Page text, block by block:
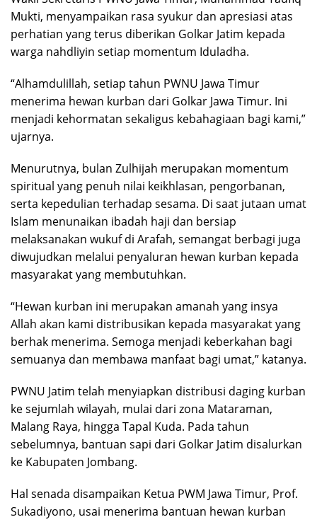
Mukti, menyampaikan rasa syukur dan apresiasi atas
perhatian yang terus diberikan Golkar Jatim kepada
warga nahdliyin setiap momentum Iduladha.
“Alhamdulillah, setiap tahun PWNU Jawa Timur
menerima hewan kurban dari Golkar Jawa Timur. Ini
menjadi kehormatan sekaligus kebahagiaan bagi kami,”
ujarnya.
Menurutnya, bulan Zulhijah merupakan momentum
spiritual yang penuh nilai keikhlasan, pengorbanan,
serta kepedulian terhadap sesama. Di saat jutaan umat
Islam menunaikan ibadah haji dan bersiap
melaksanakan wukuf di Arafah, semangat berbagi juga
diwujudkan melalui penyaluran hewan kurban kepada
masyarakat yang membutuhkan.
“Hewan kurban ini merupakan amanah yang insya
Allah akan kami distribusikan kepada masyarakat yang
berhak menerima. Semoga menjadi keberkahan bagi
semuanya dan membawa manfaat bagi umat,” katanya.
PWNU Jatim telah menyiapkan distribusi daging kurban
ke sejumlah wilayah, mulai dari zona Mataraman,
Malang Raya, hingga Tapal Kuda. Pada tahun
sebelumnya, bantuan sapi dari Golkar Jatim disalurkan
ke Kabupaten Jombang.
Hal senada disampaikan Ketua PWM Jawa Timur, Prof.
Sukadiyono, usai menerima bantuan hewan kurban